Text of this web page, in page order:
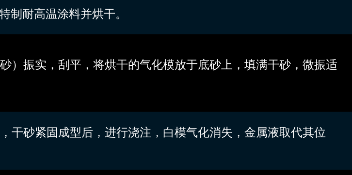
制耐高温涂料并烘干。
）振实，刮平，将烘干的气化模放于底砂上，填满干砂，微振适
干砂紧固成型后，进行浇注，白模气化消失，金属液取代其位